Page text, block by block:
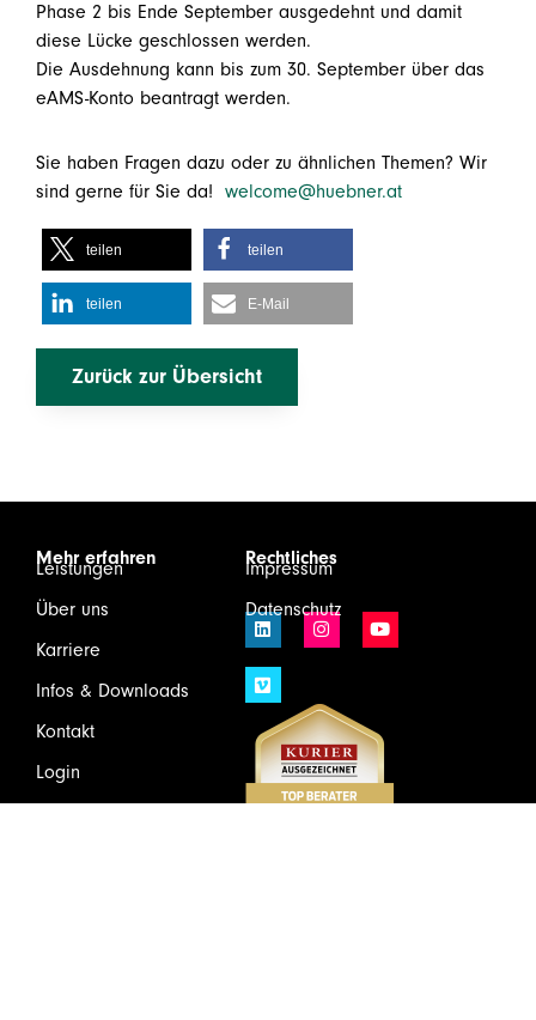
Phase 2 bis Ende September ausgedehnt und damit
diese Lücke geschlossen werden.
Die Ausdehnung kann bis zum 30. September über das
eAMS-Konto beantragt werden.
Sie haben Fragen dazu oder zu ähnlichen Themen? Wir
sind gerne für Sie da! welcome@huebner.at
teilen teilen
teilen E-Mail
Zurück zur Übersicht
Mehr erfahren
Leistungen
Über uns
Karriere
Infos & Downloads
Kontakt
Login
Rechtliches
Impressum
Datenschutz